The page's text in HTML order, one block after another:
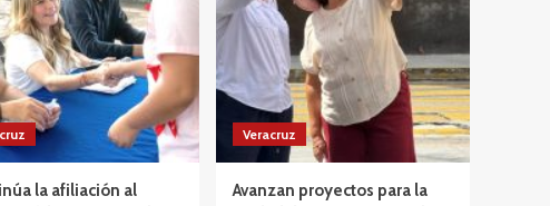
la afiliación al
Veracruz
Avanzan proyectos para la